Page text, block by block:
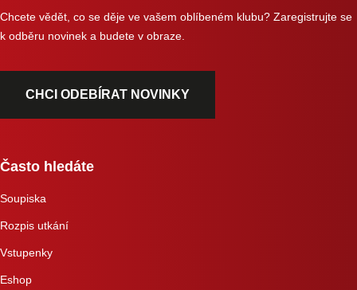
Chcete vědět, co se děje ve vašem oblíbeném klubu? Zaregistrujte se
k odběru novinek a budete v obraze.
CHCI ODEBÍRAT NOVINKY
Často hledáte
Soupiska
Rozpis utkání
Vstupenky
Eshop